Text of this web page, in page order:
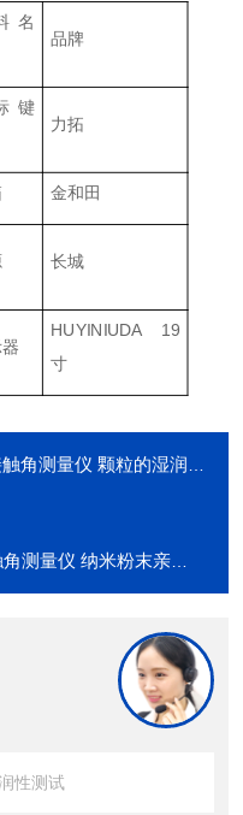
名
品牌
键
力拓
金和田
长城
HUYINIUDA 19
寸
测量仪 颗粒的湿润性分析
仪 纳米粉末亲疏水性测试